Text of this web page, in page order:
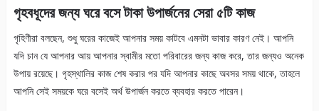
গৃহবধূদের জন্য ঘরে বসে টাকা উপার্জনের সেরা ৫টি কাজ
গৃহিণীরা বলছেন, শুধু ঘরের কাজেই আপনার সময় কাটবে এমনটা ভাবার কারণ নেই। আপনি
যদি চান যে আপনার আয় আপনার স্বামীর মতো পরিবারের জন্য কাজ করে, তার জন্যও অনেক
উপায় রয়েছে। গৃহস্থালির কাজ শেষ করার পর যদি আপনার কাছে অবসর সময় থাকে, তাহলে
আপনি সেই সময়কে ঘরে বসেই অর্থ উপার্জন করতে ব্যবহার করতে পারেন।